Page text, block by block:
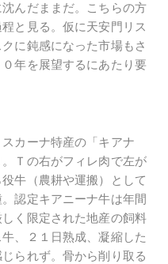
んだままだ。こちらの方
と見る。仮に天安門リス
に鈍感になった市場もさ
年を展望するにあたり要
カーナ特産の「キアナ
Ｔの右がフィレ肉で左が
牛（農耕や運搬）として
認定キアニーナ牛は年間
く限定された地産の飼料
、２１日熟成、凝縮した
られず。骨から削り取る